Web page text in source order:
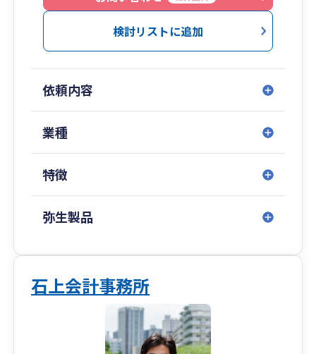
検討リストに追加
依頼内容
業種
特徴
弥生製品
石上会計事務所